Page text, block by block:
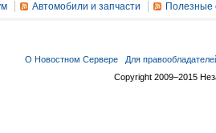
Автомобили и запчасти Полезные
О Новостном Сервере
Для
Copyright 2009–2015